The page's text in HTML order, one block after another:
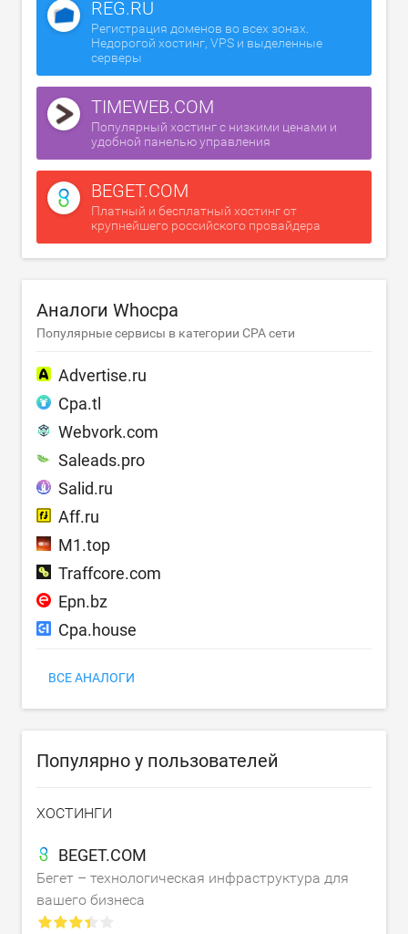
REG.RU
Регистрация доменов во всех зонах.
Недорогой хостинг, VPS и выделенные
серверы
TIMEWEB.COM
Популярный хостинг с низкими ценами и
удобной панелью управления
BEGET.COM
Платный и бесплатный хостинг от
крупнейшего российского провайдера
Аналоги Whocpa
Популярные сервисы в категории CPA сети
Advertise.ru
Cpa.tl
Webvork.com
Saleads.pro
Salid.ru
Aff.ru
M1.top
Traffcore.com
Epn.bz
Cpa.house
ВСЕ АНАЛОГИ
Популярно у пользователей
ХОСТИНГИ
BEGET.COM
Бегет – технологическая инфраструктура для
вашего бизнеса